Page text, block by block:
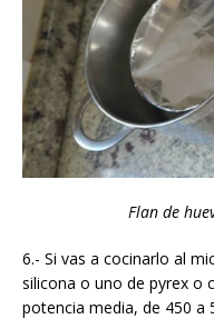
Flan de
6.- Si vas a cocinarlo al
silicona o uno de pyrex o
potencia media, de 450 a